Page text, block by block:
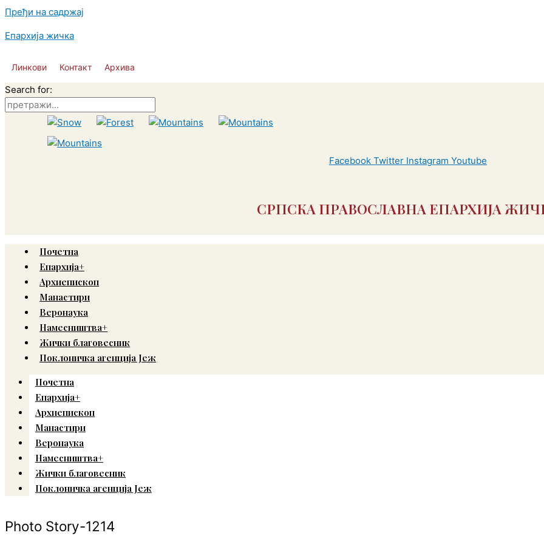
Пређи на садржај
Епархија жичка
Линкови Контакт Архива
Search for:
Facebook Twitter Instagram Youtube
СРПСКА ПРАВОСЛАВНА ЕПАРХИЈА
Почетна
Епархија+
Архиепископ
Манастири
Веронаука
Намесништва+
Жички благовесник
Поклоничка агенција Јеж
Почетна
Епархија+
Архиепископ
Манастири
Веронаука
Намесништва+
Жички благовесник
Поклоничка агенција Јеж
Photo Story-1214